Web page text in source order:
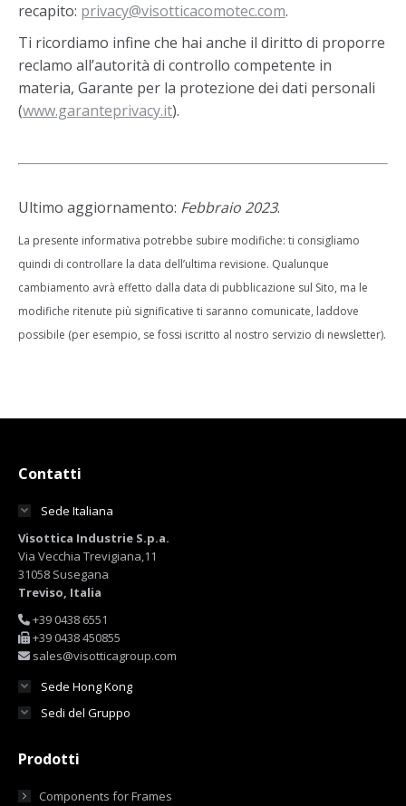
recapito: privacy@visotticacomotec.com.
Ti ricordiamo infine che hai anche il diritto di proporre
reclamo all’autorità di controllo competente in
materia, Garante per la protezione dei dati personali
(www.garanteprivacy.it).
Ultimo aggiornamento: Febbraio 2023.
La presente informativa potrebbe subire modifiche: ti consigliamo
quindi di controllare la data dell’ultima revisione. Qualunque
cambiamento avrà effetto dalla data di pubblicazione sul Sito, ma le
modifiche ritenute più significative ti saranno comunicate, laddove
possibile (per esempio, se fossi iscritto al nostro servizio di newsletter).
Contatti
Sede Italiana
Visottica Industrie S.p.a.
Via Vecchia Trevigiana,11
31058 Susegana
Treviso, Italia
+39 0438 6551
+39 0438 450855
sales@visotticagroup.com
Sede Hong Kong
Sedi del Gruppo
Prodotti
Components for Frames